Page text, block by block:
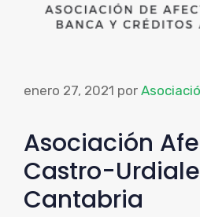
enero 27, 2021 por
Asociación
Castro-
Cantabria